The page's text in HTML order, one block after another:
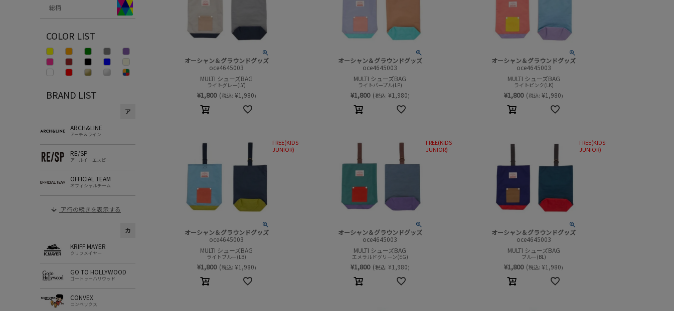
総柄
COLOR LIST
BRAND LIST
ア
ARCH&LINE
アーチ＆ライン
RE/SP
アールイーエスピー
OFFICIAL TEAM
オフィシャルチーム
ア行の続きを表示する
カ
KRIFF MAYER
クリフメイヤー
GO TO HOLLYWOOD
ゴートゥーハリウッド
CONVEX
コンベックス
オーシャン＆グラウンドグッズ
oce4645003
MULTI シューズBAG
ライトグレー(LY)
¥1,800 (税込: ¥1,980)
オーシャン＆グラウンドグッズ
oce4645003
MULTI シューズBAG
ライトパープル(LP)
¥1,800 (税込: ¥1,980)
オーシャン＆グラウンドグッズ
oce4645003
MULTI シューズBAG
ライトピンク(LK)
¥1,800 (税込: ¥1,980)
オーシャン＆グラウンドグッズ
oce4645003
MULTI シューズBAG
ライトブルー(LB)
¥1,800 (税込: ¥1,980)
FREE(KIDS-
JUNIOR)
オーシャン＆グラウンドグッズ
oce4645003
MULTI シューズBAG
エメラルドグリーン(EG)
¥1,800 (税込: ¥1,980)
FREE(KIDS-
JUNIOR)
オーシャン＆グラウンドグッズ
oce4645003
MULTI シューズBAG
ブルー(BL)
¥1,800 (税込: ¥1,980)
FREE(KIDS-
JUNIOR)